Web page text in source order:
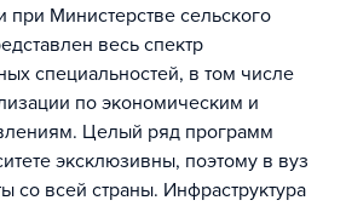
при Министерстве сельского
весь спектр
специальностей, в том числе
по экономическим и
Целый ряд программ
эксклюзивны, поэтому в вуз
со всей страны. Инфраструктура